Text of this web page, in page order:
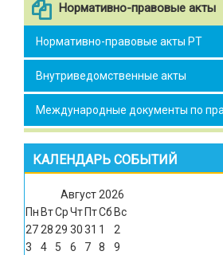
Нормативно-правовые акты
Нормативно-правовые акты РТ
Внутриведомственные акты
Международные документы по
КАЛЕНДАРЬ СОБЫТИЙ
Август2026
Пн ВтСрЧт ПтСб Вс
272829 3031 1
2
3
4 5 6 7 8
9